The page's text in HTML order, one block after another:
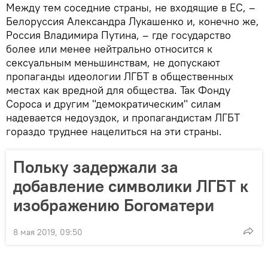
Между тем соседние страны, не входящие в ЕС, –
Белоруссия Александра Лукашенко и, конечно же,
Россия Владимира Путина, – где государство
более или менее нейтрально относится к
сексуальным меньшинствам, не допускают
пропаганды идеологии ЛГБТ в общественных
местах как вредной для общества. Так Фонду
Сороса и другим "демократическим" силам
надевается недоуздок, и пропагандистам ЛГБТ
гораздо труднее нацелиться на эти страны.
Польку задержали за
добавление символики ЛГБТ к
изображению Богоматери
8 мая 2019, 09:50